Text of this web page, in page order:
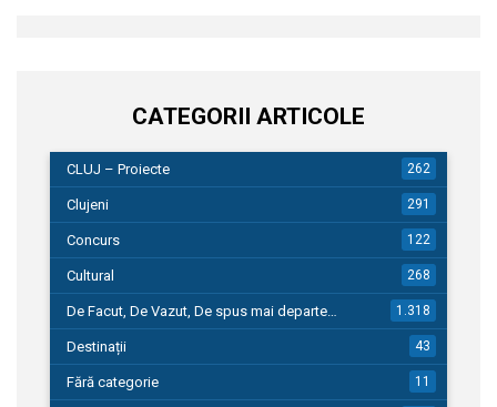
CATEGORII ARTICOLE
CLUJ – Proiecte 262
Clujeni 291
Concurs 122
Cultural 268
De Facut, De Vazut, De spus mai departe… 1.318
Destinații 43
Fără categorie 11